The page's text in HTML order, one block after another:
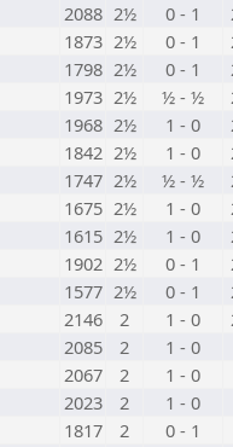
2088 2½ 0 - 1
1873 2½ 0 - 1
1798 2½ 0 - 1
1973 2½ ½ - ½
1968 2½ 1 - 0
1842 2½ 1 - 0
1747 2½ ½ - ½
1675 2½ 1 - 0
1615 2½ 1 - 0
1902 2½ 0 - 1
1577 2½ 0 - 1
2146 2 1 - 0
2085 2
1 - 0
2067 2
1 - 0
2023 2
1 - 0
1817 2
0 - 1